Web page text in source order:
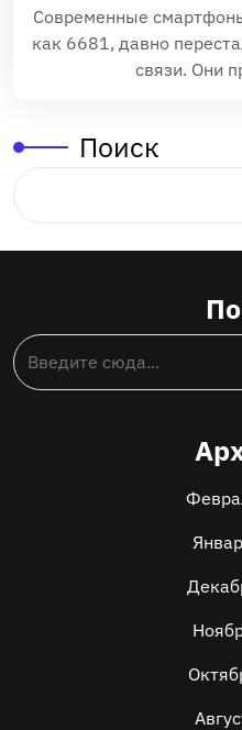
Современные
как 6681, давно
связи. Они
Поиск